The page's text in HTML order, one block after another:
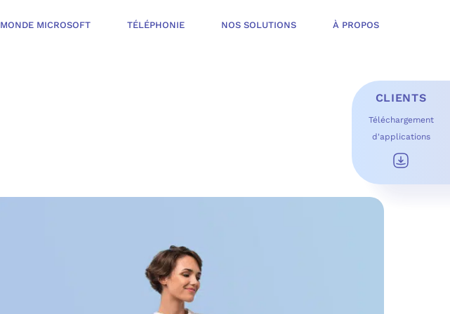
MONDE MICROSOFT TÉLÉPHONIE NOS SOLUTIONS À PROPOS
CLIENTS
Téléchargement
d'applications
ORGANISER UNE SÉCURITÉ STRUCTURÉE
MESURER ET AMÉLIORER EN CONTINU
L’ÉCOSYSTÈME MICROSOFT